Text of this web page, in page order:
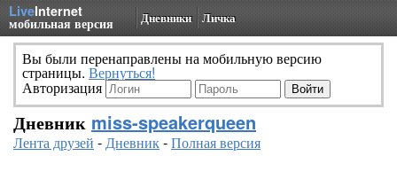
LiveInternet
мобильная версия Дневники Личка
Вы были перенаправлены на мобильную версию
страницы. Вернуться!
Авторизация
Дневник miss-speakerqueen
Лента друзей -Дневник-Полная версия